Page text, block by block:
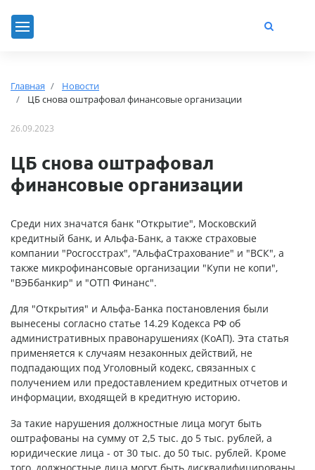
Главная
Новости
ЦБ снова оштрафовал финансовые организации
26.09.2023
ЦБ снова оштрафовал
финансовые организации
Среди них значатся банк "Открытие", Московский
кредитный банк, и Альфа-Банк, а также страховые
компании "Росгосстрах", "АльфаСтрахование" и "ВСК", а
также микрофинансовые организации "Купи не копи",
"ВЭБбанкир" и "ОТП Финанс".
Для "Открытия" и Альфа-Банка постановления были
вынесены согласно статье 14.29 Кодекса РФ об
административных правонарушениях (КоАП). Эта статья
применяется к случаям незаконных действий, не
подпадающих под Уголовный кодекс, связанных с
получением или предоставлением кредитных отчетов и
информации, входящей в кредитную историю.
За такие нарушения должностные лица могут быть
оштрафованы на сумму от 2,5 тыс. до 5 тыс. рублей, а
юридические лица - от 30 тыс. до 50 тыс. рублей. Кроме
того, должностные лица могут быть дисквалифицированы